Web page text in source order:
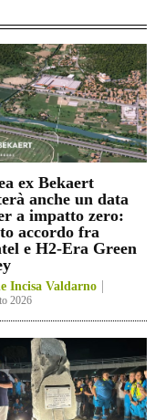
ex Bekaert
anche un data
a impatto zero:
accordo fra
e H2-Era Green
Incisa Valdarno
2026